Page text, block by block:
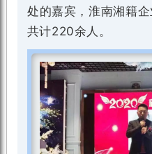
处的嘉宾，淮南湘籍
共计220余人。